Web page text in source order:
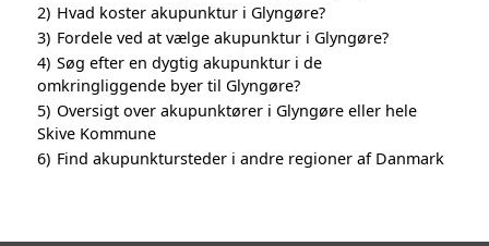
2) Hvad koster akupunktur i Glyngøre?
3) Fordele ved at vælge akupunktur i Glyngøre?
4) Søg efter en dygtig akupunktur i de
omkringliggende byer til Glyngøre?
5) Oversigt over akupunktører i Glyngøre eller hele
Skive Kommune
6) Find akupunktursteder i andre regioner af Danmark